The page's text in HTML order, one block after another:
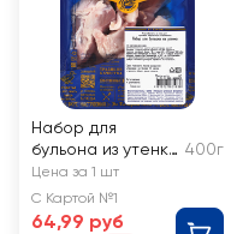
Набор для
бульона из утенка
ОЗЁРКА
400г
Цена за 1 шт
С Картой №1
64,99 руб